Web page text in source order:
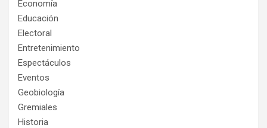
Economía
Educación
Electoral
Entretenimiento
Espectáculos
Eventos
Geobiología
Gremiales
Historia